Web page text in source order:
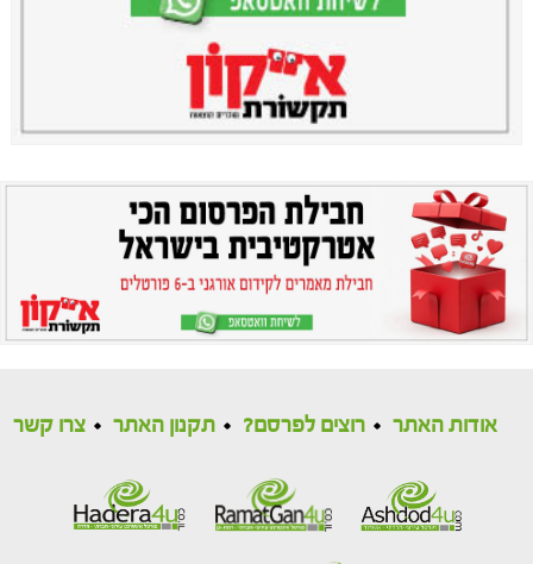
אודות האתר רוצים לפרסם? תקנון האתר צרו קשר